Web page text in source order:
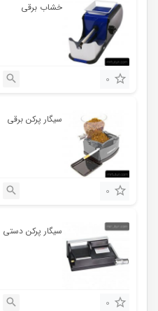
خشاب برقی
0
سیگار پرکن برقی
0
سیگار پرکن دستی
0